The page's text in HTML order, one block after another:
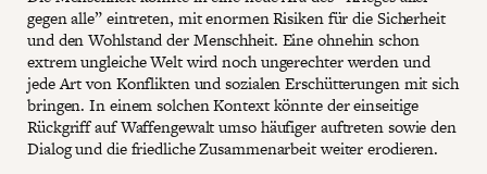
gegen alle” eintreten, mit enormen Risiken für die Sicherheit
und den Wohlstand der Menschheit. Eine ohnehin schon
extrem ungleiche Welt wird noch ungerechter werden und
jede Art von Konflikten und sozialen Erschütterungen mit sich
bringen. In einem solchen Kontext könnte der einseitige
Rückgriff auf Waffengewalt umso häufiger auftreten sowie den
Dialog und die friedliche Zusammenarbeit weiter erodieren.